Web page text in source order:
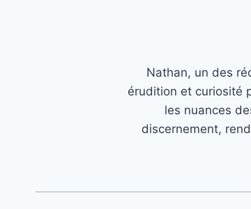
Nathan, un des
érudition et curiosité
les nuances
discernement,